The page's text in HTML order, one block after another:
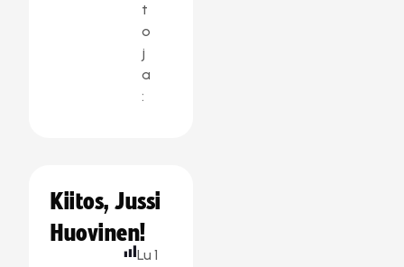
t
o
j
a
:
Kiitos, Jussi
Huovinen!
Lu 1